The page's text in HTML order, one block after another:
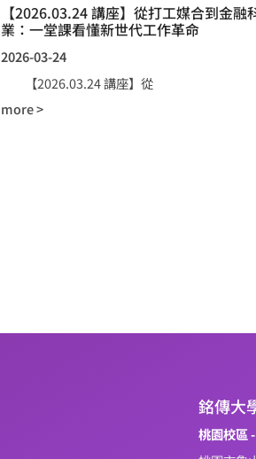
【2026.03.24 講座】從打工媒合到金融
業：一堂課看懂新世代工作革命
2026-03-24
【2026.03.24 講座】從
more >
銘傳大
桃園校區